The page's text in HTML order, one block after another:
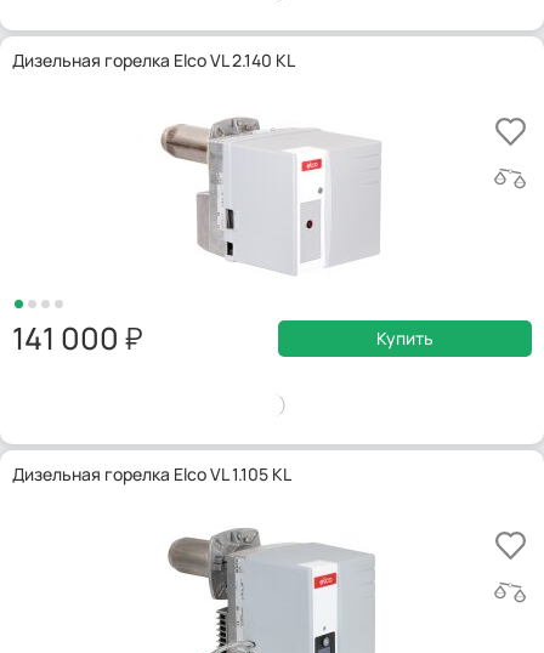
Дизельная горелка Elco VL 2.140 KL
141 000 Купить
Дизельная горелка Elco VL 1.105 KL